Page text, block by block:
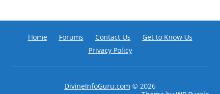
Home Forums Contact Us
Get to Know Us
Privacy Policy
DivineInfoGuru.com © 2026